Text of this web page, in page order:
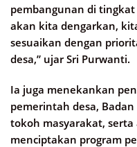
pembangunan di
akan kita dengarkan,
sesuaikan dengan
desa,” ujar Sri Purwanti.
Ia juga menekankan
pemerintah desa, Badan
tokoh masyarakat,
menciptakan program